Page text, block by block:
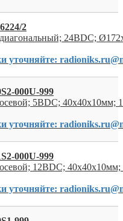
2
24ВDC;
уточняйте:
000U-999
5ВDC; 40x40x10мм;
уточняйте:
000U-999
12ВDC; 40x40x10мм;
уточняйте: